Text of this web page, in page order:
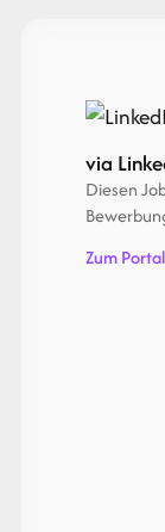
via
Diesen
Zum Portal